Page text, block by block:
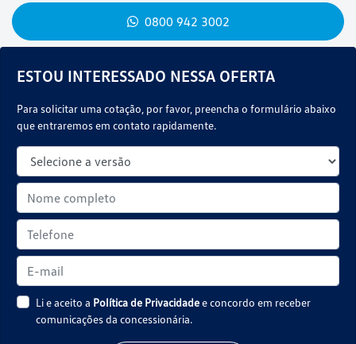
ESTOU INTERESSADO NESSA OFERTA
Para solicitar uma cotação, por favor, preencha o formulário abaixo
que entraremos em contato rapidamente.
Li e aceito a Política de Privacidadee concordo em receber
comunicações da concessionária.
0800 942 3002